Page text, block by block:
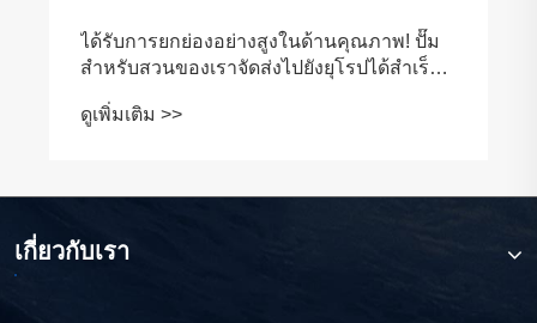
ได้รับการยกย่องอย่างสูงในด้านคุณภาพ! ปั๊ม
สำหรับสวนของเราจัดส่งไปยังยุโรปได้สำเร็จ
ดูเพิ่มเติม >>
เกี่ยวกับเรา